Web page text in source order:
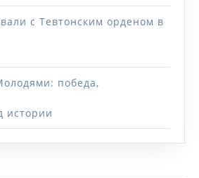
с Тевтонским орденом в
победа,
истории